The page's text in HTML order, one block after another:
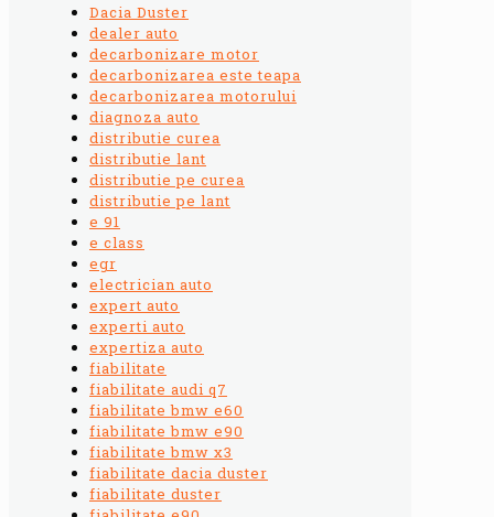
Dacia Duster
dealer auto
decarbonizare motor
decarbonizarea este teapa
decarbonizarea motorului
diagnoza auto
distributie curea
distributie lant
distributie pe curea
distributie pe lant
e 91
e class
egr
electrician auto
expert auto
experti auto
expertiza auto
fiabilitate
fiabilitate audi q7
fiabilitate bmw e60
fiabilitate bmw e90
fiabilitate bmw x3
fiabilitate dacia duster
fiabilitate duster